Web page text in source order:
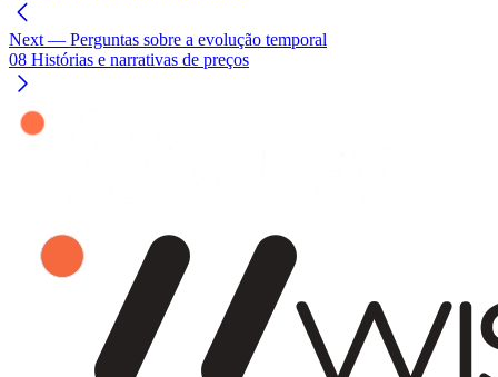
Next — Perguntas sobre a evolução temporal
08 Histórias e narrativas de preços